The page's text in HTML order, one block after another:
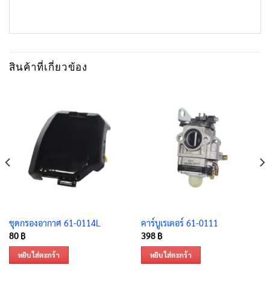
สินค้าที่เกี่ยวข้อง
ชุดกรองอากาศ 61-0114L
80 ฿
หยิบใส่ตะกร้า
คาร์บูเรเตอร์ 61-0111
398 ฿
หยิบใส่ตะกร้า